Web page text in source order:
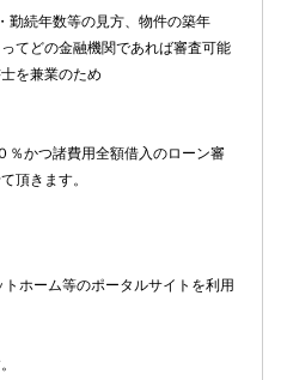
勤続年数等の見方、物件の築年
てどの金融機関であれば審査可能
を兼業のため
％かつ諸費用全額借入のローン審
頂きます。
ホーム等のポータルサイトを利用